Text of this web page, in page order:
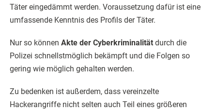
Täter eingedämmt werden. Voraussetzung dafür ist eine
umfassende Kenntnis des Profils der Täter.
Nur so können Akte der Cyberkriminalität durch die
Polizei schnellstmöglich bekämpft und die Folgen so
gering wie möglich gehalten werden.
Zu bedenken ist außerdem, dass vereinzelte
Hackerangriffe nicht selten auch Teil eines größeren